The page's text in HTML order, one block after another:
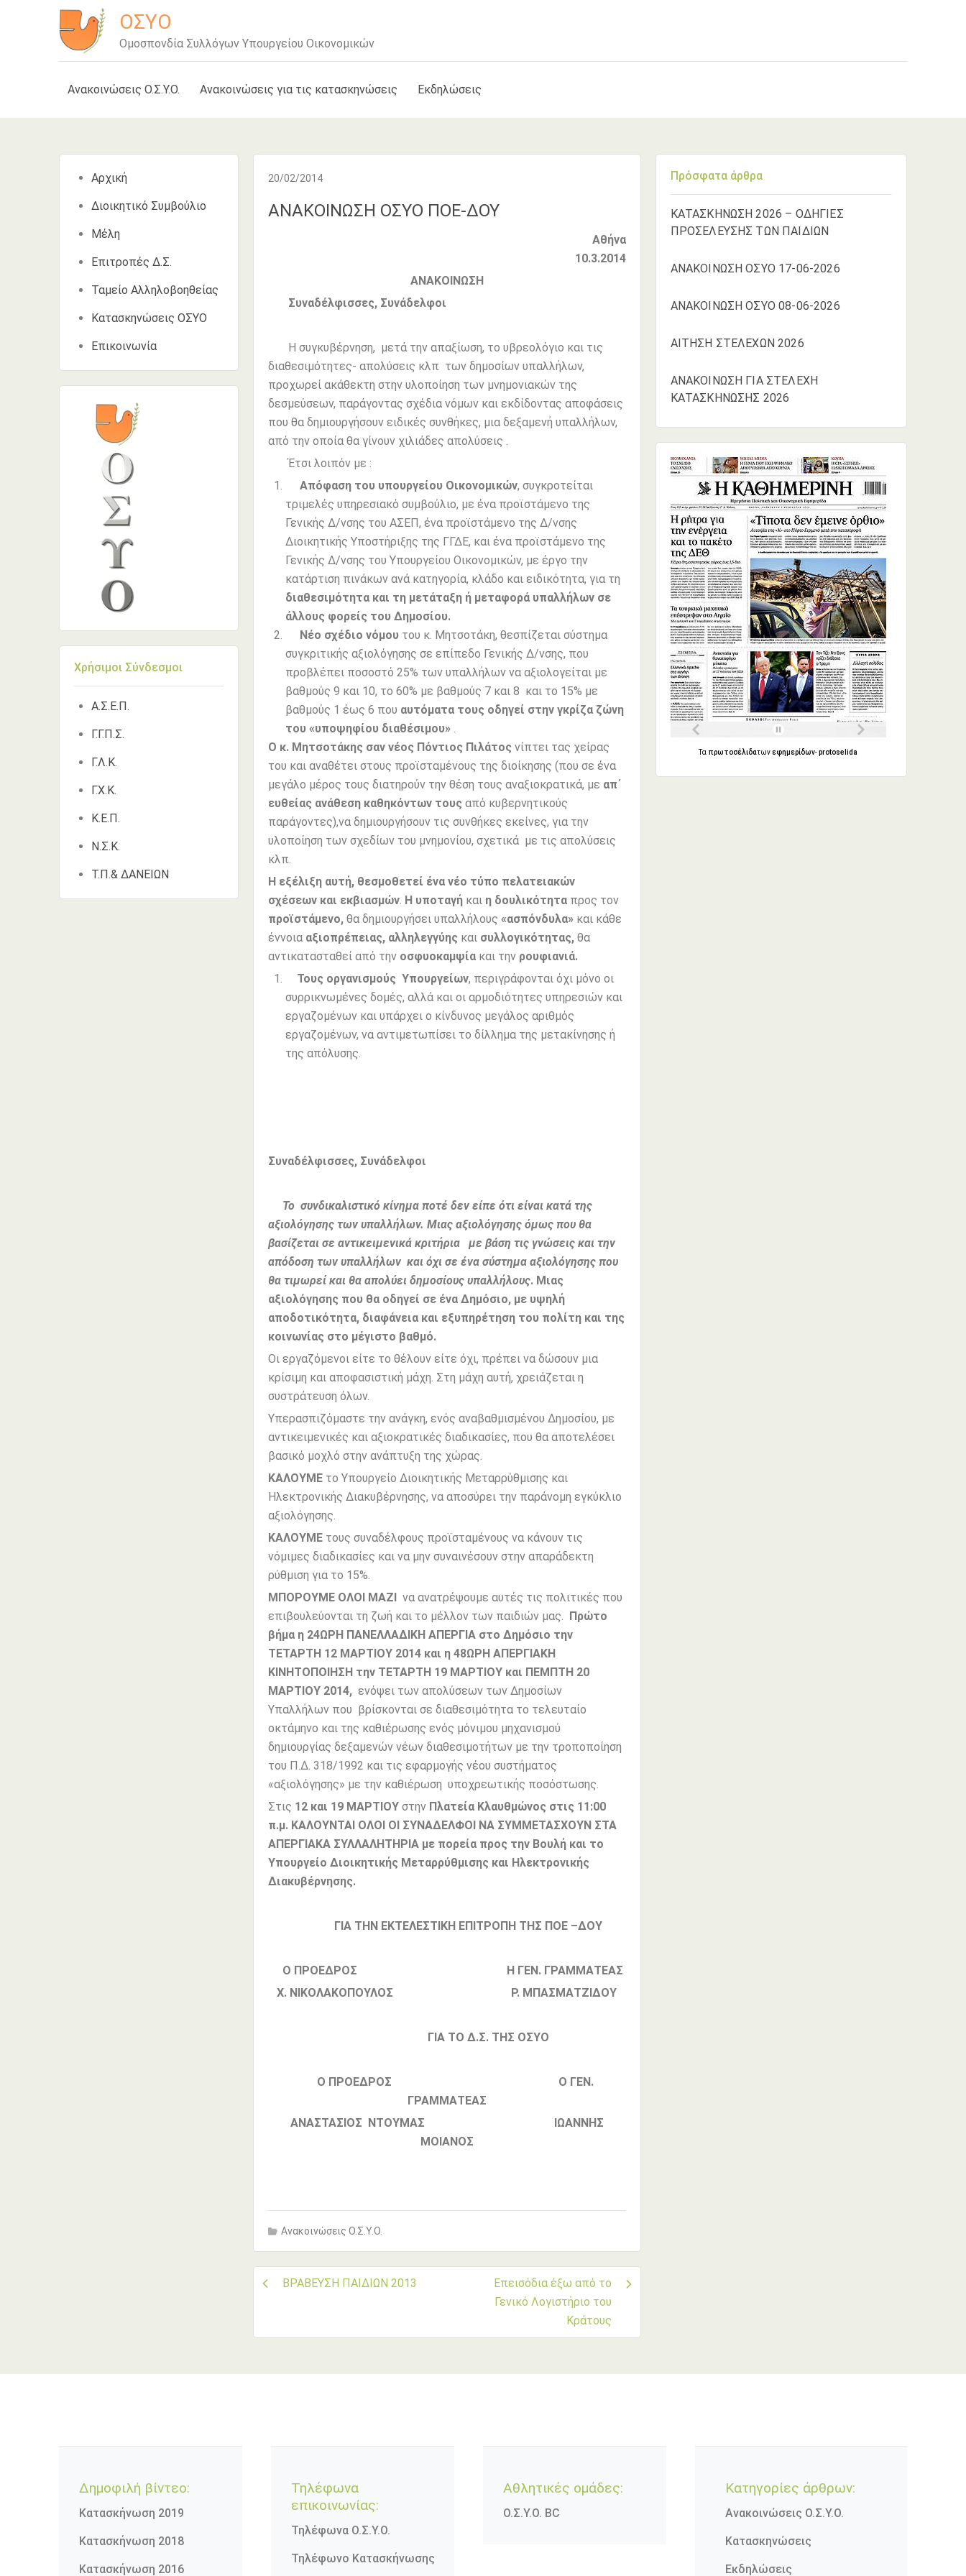
περιεχόμενο
ΟΣΥΟ
Ομοσπονδία Συλλόγων Υπουργείου Οικονομικών
Ανακοινώσεις Ο.Σ.Υ.Ο. Ανακοινώσεις για τις κατασκηνώσεις Εκδηλώσεις
Αρχική
Διοικητικό Συμβούλιο
Μέλη
Επιτροπές Δ.Σ.
Ταμείο Αλληλοβοηθείας
Κατασκηνώσεις ΟΣΥΟ
Επικοινωνία
Χρήσιμοι Σύνδεσμοι
Α.Σ.Ε.Π.
Γ.Γ.Π.Σ.
Γ.Λ.Κ.
Γ.Χ.Κ.
Κ.Ε.Π.
Ν.Σ.Κ.
Τ.Π.& ΔΑΝΕΙΩΝ
20/02/2014
ΑΝΑΚΟΙΝΩΣΗ ΟΣΥΟ ΠΟΕ-ΔΟΥ
Αθήνα
10.3.2014
ΑΝΑΚΟΙΝΩΣΗ
Συναδέλφισσες, Συνάδελφοι
Η συγκυβέρνηση, μετά την απαξίωση, το υβρεολόγιο και τις
διαθεσιμότητες- απολύσεις κλπ των δημοσίων υπαλλήλων,
προχωρεί ακάθεκτη στην υλοποίηση των μνημονιακών της
δεσμεύσεων, παράγοντας σχέδια νόμων και εκδίδοντας αποφάσεις
που θα δημιουργήσουν ειδικές συνθήκες, μια δεξαμενή υπαλλήλων,
από την οποία θα γίνουν χιλιάδες απολύσεις .
Έτσι λοιπόν με :
Απόφαση του υπουργείου Οικονομικών, συγκροτείται
τριμελές υπηρεσιακό συμβούλιο, με ένα προϊστάμενο της
Γενικής Δ/νσης του ΑΣΕΠ, ένα προϊστάμενο της Δ/νσης
Διοικητικής Υποστήριξης της ΓΓΔΕ, και ένα προϊστάμενο της
Γενικής Δ/νσης του Υπουργείου Οικονομικών, με έργο την
κατάρτιση πινάκων ανά κατηγορία, κλάδο και ειδικότητα, για τη
διαθεσιμότητα και τη μετάταξη ή μεταφορά υπαλλήλων σε
άλλους φορείς του Δημοσίου.
Νέο σχέδιο νόμου του κ. Μητσοτάκη, θεσπίζεται σύστημα
συγκριτικής αξιολόγησης σε επίπεδο Γενικής Δ/νσης, που
προβλέπει ποσοστό 25% των υπαλλήλων να αξιολογείται με
βαθμούς 9 και 10, το 60% με βαθμούς 7 και 8 και το 15% με
βαθμούς 1 έως 6 που αυτόματα τους οδηγεί στην γκρίζα ζώνη
του «υποψηφίου διαθέσιμου».
Ο κ. Μητσοτάκης σαν νέος Πόντιος Πιλάτος νίπτει τας χείρας
του και αναθέτει στους προϊσταμένους της διοίκησης (που σε ένα
μεγάλο μέρος τους διατηρούν την θέση τους αναξιοκρατικά, με απ΄
ευθείας ανάθεση καθηκόντων τους από κυβερνητικούς
παράγοντες),να δημιουργήσουν τις συνθήκες εκείνες, για την
υλοποίηση των σχεδίων του μνημονίου, σχετικά με τις απολύσεις
κλπ.
Η εξέλιξη αυτή, θεσμοθετεί ένα νέο τύπο πελατειακών
σχέσεων και εκβιασμών. Η υποταγή και η δουλικότητα προς τον
προϊστάμενο, θα δημιουργήσει υπαλλήλους«ασπόνδυλα» και κάθε
έννοια αξιοπρέπειας, αλληλεγγύης και συλλογικότητας, θα
αντικατασταθεί από την οσφυοκαμψία και την ρουφιανιά.
Τους οργανισμούς Υπουργείων, περιγράφονται όχι μόνο οι
συρρικνωμένες δομές, αλλά και οι αρμοδιότητες υπηρεσιών και
εργαζομένων και υπάρχει o κίνδυνος μεγάλος αριθμός
εργαζομένων, να αντιμετωπίσει το δίλλημα της μετακίνησης ή
της απόλυσης.
Συναδέλφισσες, Συνάδελφοι
Το συνδικαλιστικό κίνημα ποτέ δεν είπε ότι είναι κατά της
αξιολόγησης των υπαλλήλων. Μιας αξιολόγησης όμως που θα
βασίζεται σε αντικειμενικά κριτήρια με βάση τις γνώσεις και την
απόδοση των υπαλλήλων και όχι σε ένα σύστημα αξιολόγησης που
θα τιμωρεί και θα απολύει δημοσίους υπαλλήλους. Μιας
αξιολόγησης που θα οδηγεί σε ένα Δημόσιο, με υψηλή
αποδοτικότητα, διαφάνεια και εξυπηρέτηση του πολίτη και της
κοινωνίας στο μέγιστο βαθμό.
Οι εργαζόμενοι είτε το θέλουν είτε όχι, πρέπει να δώσουν μια
κρίσιμη και αποφασιστική μάχη. Στη μάχη αυτή, χρειάζεται η
συστράτευση όλων.
Υπερασπιζόμαστε την ανάγκη, ενός αναβαθμισμένου Δημοσίου, με
αντικειμενικές και αξιοκρατικές διαδικασίες, που θα αποτελέσει
βασικό μοχλό στην ανάπτυξη της χώρας.
ΚΑΛΟΥΜΕ το Υπουργείο Διοικητικής Μεταρρύθμισης και
Ηλεκτρονικής Διακυβέρνησης, να αποσύρει την παράνομη εγκύκλιο
αξιολόγησης.
ΚΑΛΟΥΜΕ τους συναδέλφους προϊσταμένους να κάνουν τις
νόμιμες διαδικασίες και να μην συναινέσουν στην απαράδεκτη
ρύθμιση για το 15%.
ΜΠΟΡΟΥΜΕ ΟΛΟΙ ΜΑΖΙνα ανατρέψουμε αυτές τις πολιτικές που
επιβουλεύονται τη ζωή και το μέλλον των παιδιών μας. Πρώτο
βήμα η 24ΩΡΗ ΠΑΝΕΛΛΑΔΙΚΗ ΑΠΕΡΓΙΑ στο Δημόσιο την
ΤΕΤΑΡΤΗ 12 ΜΑΡΤΙΟΥ 2014 και η 48ΩΡΗ ΑΠΕΡΓΙΑΚΗ
ΚΙΝΗΤΟΠΟΙΗΣΗ την ΤΕΤΑΡΤΗ 19 ΜΑΡΤΙΟΥ και ΠΕΜΠΤΗ 20
ΜΑΡΤΙΟΥ 2014, ενόψει των απολύσεων των Δημοσίων
Υπαλλήλων που βρίσκονται σε διαθεσιμότητα το τελευταίο
οκτάμηνο και της καθιέρωσης ενός μόνιμου μηχανισμού
δημιουργίας δεξαμενών νέων διαθεσιμοτήτων με την τροποποίηση
του Π.Δ. 318/1992 και τις εφαρμογής νέου συστήματος
«αξιολόγησης» με την καθιέρωση υποχρεωτικής ποσόστωσης.
Στις 12 και 19 ΜΑΡΤΙΟΥστην Πλατεία Κλαυθμώνος στις 11:00
π.μ. ΚΑΛΟΥΝΤΑΙ ΟΛΟΙ ΟΙ ΣΥΝΑΔΕΛΦΟΙ ΝΑ ΣΥΜΜΕΤΑΣΧΟΥΝ ΣΤΑ
ΑΠΕΡΓΙΑΚΑ ΣΥΛΛΑΛΗΤΗΡΙΑ με πορεία προς την Βουλή και το
Υπουργείο Διοικητικής Μεταρρύθμισης και Ηλεκτρονικής
Διακυβέρνησης.
ΓΙΑ ΤΗΝ ΕΚΤΕΛΕΣΤΙΚΗ ΕΠΙΤΡΟΠΗ ΤΗΣ ΠΟΕ –ΔΟΥ
Ο ΠΡΟΕΔΡΟΣ Η ΓΕΝ. ΓΡΑΜΜΑΤΕΑΣ
Χ. ΝΙΚΟΛΑΚΟΠΟΥΛΟΣ Ρ. ΜΠΑΣΜΑΤΖΙΔΟΥ
ΓΙΑ ΤΟ Δ.Σ. ΤΗΣ ΟΣΥΟ
Ο ΠΡΟΕΔΡΟΣ Ο ΓΕΝ.
ΓΡΑΜΜΑΤΕΑΣ
ΑΝΑΣΤΑΣΙΟΣ ΝΤΟΥΜΑΣ ΙΩΑΝΝΗΣ
ΜΟΙΑΝΟΣ
Ανακοινώσεις Ο.Σ.Υ.Ο.
Πλοήγηση
άρθρων
ΒΡΑΒΕΥΣΗ ΠΑΙΔΙΩΝ 2013
Επεισόδια έξω από το
Γενικό Λογιστήριο του
Κράτους
Πρόσφατα άρθρα
ΚΑΤΑΣΚΗΝΩΣΗ 2026 – ΟΔΗΓΙΕΣ
ΠΡΟΣΕΛΕΥΣΗΣ ΤΩΝ ΠΑΙΔΙΩΝ
ΑΝΑΚΟΙΝΩΣΗ ΟΣΥΟ 17-06-2026
ΑΝΑΚΟΙΝΩΣΗ ΟΣΥΟ 08-06-2026
ΑΙΤΗΣΗ ΣΤΕΛΕΧΩΝ 2026
ΑΝΑΚΟΙΝΩΣΗ ΓΙΑ ΣΤΕΛΕΧΗ
ΚΑΤΑΣΚΗΝΩΣΗΣ 2026
Τα πρωτοσέλιδατων εφημερίδων-protoselida
Δημοφιλή βίντεο:
Κατασκήνωση 2019
Κατασκήνωση 2018
Κατασκήνωση 2016
Τηλέφωνα
επικοινωνίας:
Τηλέφωνα Ο.Σ.Υ.Ο.
Τηλέφωνο Κατασκήνωσης
Αθλητικές ομάδες:
Ο.Σ.Υ.Ο. BC
Κατηγορίες άρθρων:
Ανακοινώσεις Ο.Σ.Υ.Ο.
Κατασκηνώσεις
Εκδηλώσεις